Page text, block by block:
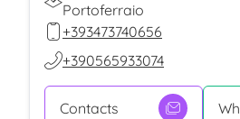
Portoferraio
+393473740656
+390565933074
Contacts